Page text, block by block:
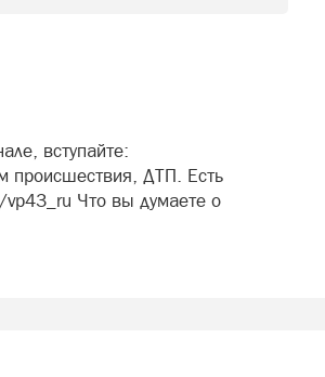
вступайте:
происшествия, ДТП. Есть
Что вы думаете о